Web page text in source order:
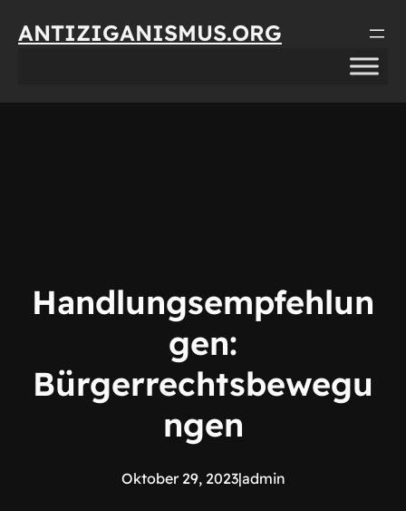
zumANTIZIGANISMUS.ORG
Handlungsempfehlun
gen:
Bürgerrechtsbewegu
ngen
Oktober 29, 2023|admin